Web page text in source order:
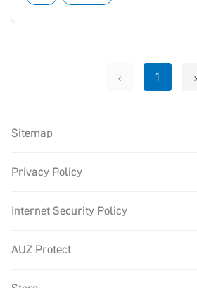
‹ 1 ›
Sitemap
Privacy Policy
Internet Security Policy
AUZ Protect